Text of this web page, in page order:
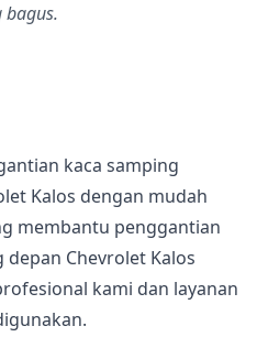
bagus.
kaca samping
Kalos dengan mudah
membantu penggantian
Chevrolet Kalos
kami dan layanan